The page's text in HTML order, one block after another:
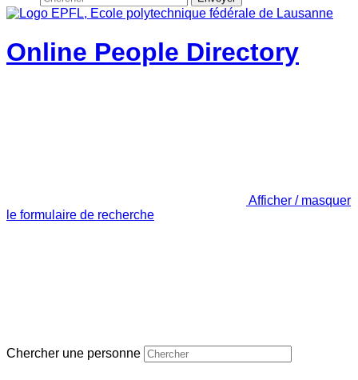
Online People Directory
Afficher / masquer
le formulaire de recherche
Chercher une personne